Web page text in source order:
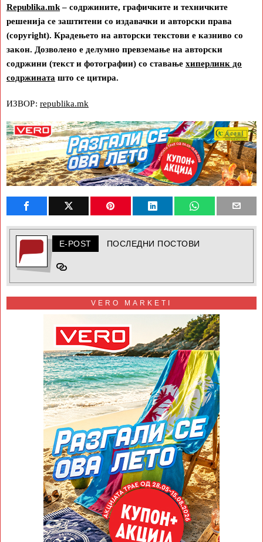
Republika.mk– содржините, графичките и техничките
решенија се заштитени со издавачки и авторски права
(copyright). Крадењето на авторски текстови е казниво со
закон. Дозволено е делумно превземање на авторски
содржини (текст и фотографии) со ставање хиперлинк до
содржината што се цитира.
ИЗВОР: republika.mk
E-POST ПОСЛЕДНИ ПОСТОВИ
VERO MARKETI